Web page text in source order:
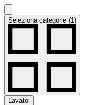
Seleziona categorie (1)
Lavatoi